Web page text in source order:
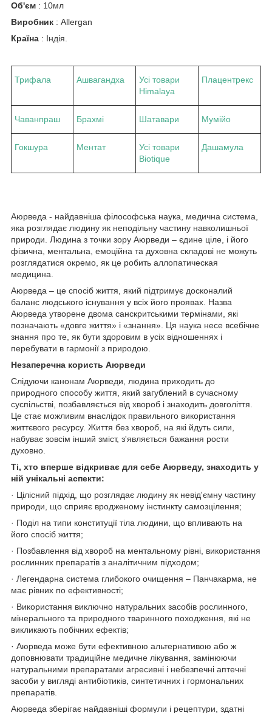
Об'єм : 10мл
Виробник : Allergan
Країна : Індія.
Трифала Ашвагандха
Усі товари
Himalaya
Плацентрекс
Чаванпраш Брахмі Шатавари Мумійо
Гокшура Ментат
Усі товари
Biotique
Дашамула
Аюрведа - найдавніша філософська наука, медична система,
яка розглядає людину як неподільну частину навколишньої
природи. Людина з точки зору Аюрведи – єдине ціле, і його
фізична, ментальна, емоційна та духовна складові не можуть
розглядатися окремо, як це робить аллопатическая
медицина.
Аюрведа – це спосіб життя, який підтримує досконалий
баланс людського існування у всіх його проявах. Назва
Аюрведа утворене двома санскритськими термінами, які
позначають «довге життя» і «знання». Ця наука несе всебічне
знання про те, як бути здоровим в усіх відношеннях і
перебувати в гармонії з природою.
Незаперечна користь Аюрведи
Слідуючи канонам Аюрведи, людина приходить до
природного способу життя, який загублений в сучасному
суспільстві, позбавляється від хвороб і знаходить довголіття.
Це стає можливим внаслідок правильного використання
життєвого ресурсу. Життя без хвороб, на які йдуть сили,
набуває зовсім інший зміст, з'являється бажання рости
духовно.
Ті, хто вперше відкриває для себе Аюрведу, знаходить у
ній унікальні аспекти:
· Цілісний підхід, що розглядає людину як невід'ємну частину
природи, що сприяє вродженому інстинкту самозцілення;
· Поділ на типи конституції тіла людини, що впливають на
його спосіб життя;
· Позбавлення від хвороб на ментальному рівні, використання
рослинних препаратів з аналітичним підходом;
· Легендарна система глибокого очищення – Панчакарма, не
має рівних по ефективності;
· Використання виключно натуральних засобів рослинного,
мінерального та природного тваринного походження, які не
викликають побічних ефектів;
· Аюрведа може бути ефективною альтернативою або ж
доповнювати традиційне медичне лікування, замінюючи
натуральними препаратами агресивні і небезпечні аптечні
засоби у вигляді антибіотиків, синтетичних і гормональних
препаратів.
Аюрведа зберігає найдавніші формули і рецептури, здатні